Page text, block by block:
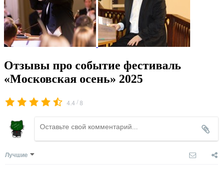
Отзывы про событие фестиваль
«Московская осень» 2025
4.4 /8
Лучшие